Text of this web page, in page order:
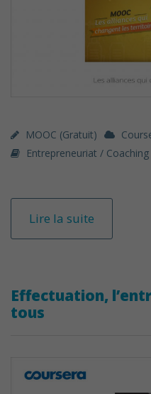
MOOC (gratuit)
Entrepreneuriat / Coaching
Lire la suite
Effectuation,
tous